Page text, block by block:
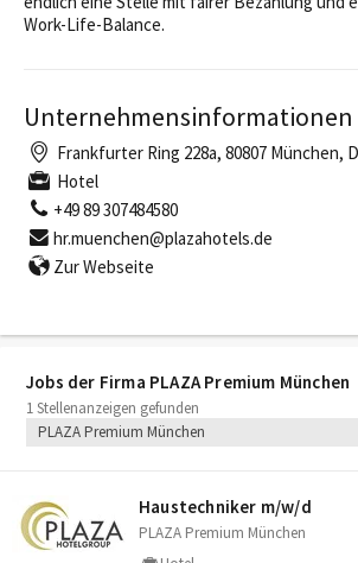
Jobs der Firma PLAZA Premium München
1 Stellenanzeigen gefunden
PLAZA Premium München
Haustechniker m/​w/​d
PLAZA Premium München
Work-Life-Balance.
Unternehmensinformationen
Frankfurter Ring 228a, 80807 München,
Hotel
+49 89 307484580
hr.muenchen@plazahotels.de
Zur Webseite